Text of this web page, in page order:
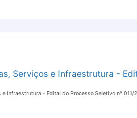
Serviços e Infraestrutura -
e Infraestrutura - Edital do Processo Seletivo nº 011/